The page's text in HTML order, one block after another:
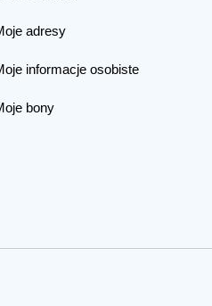
adresy
informacje osobiste
bony